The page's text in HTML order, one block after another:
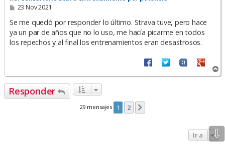
M
n
s
a
j
23 Nov 2021
Se me quedó por responder lo último. Strava tuve, pero hace
ya un par de años que no lo uso, me hacía picarme en todos
los repechos y al final los entrenamientos eran desastrosos.
r
Responder
29 mensajes 1 2
Ir a ⇩